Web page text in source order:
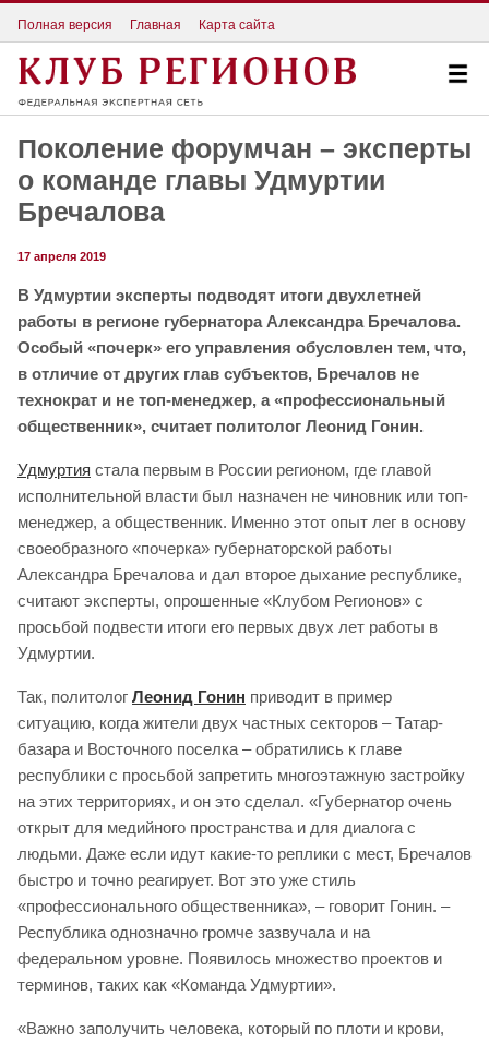
Полная версия Главная Карта сайта
Поколение форумчан – эксперты
о команде главы Удмуртии
Бречалова
17 апреля 2019
В Удмуртии эксперты подводят итоги двухлетней
работы в регионе губернатора Александра Бречалова.
Особый «почерк» его управления обусловлен тем, что,
в отличие от других глав субъектов, Бречалов не
технократ и не топ-менеджер, а «профессиональный
общественник», считает политолог Леонид Гонин.
Удмуртия стала первым в России регионом, где главой
исполнительной власти был назначен не чиновник или топ-
менеджер, а общественник. Именно этот опыт лег в основу
своеобразного «почерка» губернаторской работы
Александра Бречалова и дал второе дыхание республике,
считают эксперты, опрошенные «Клубом Регионов» с
просьбой подвести итоги его первых двух лет работы в
Удмуртии.
Так, политолог Леонид Гонин приводит в пример
ситуацию, когда жители двух частных секторов – Татар-
базара и Восточного поселка – обратились к главе
республики с просьбой запретить многоэтажную застройку
на этих территориях, и он это сделал. «Губернатор очень
открыт для медийного пространства и для диалога с
людьми. Даже если идут какие-то реплики с мест, Бречалов
быстро и точно реагирует. Вот это уже стиль
«профессионального общественника», – говорит Гонин. –
Республика однозначно громче зазвучала и на
федеральном уровне. Появилось множество проектов и
терминов, таких как «Команда Удмуртии».
«Важно заполучить человека, который по плоти и крови,